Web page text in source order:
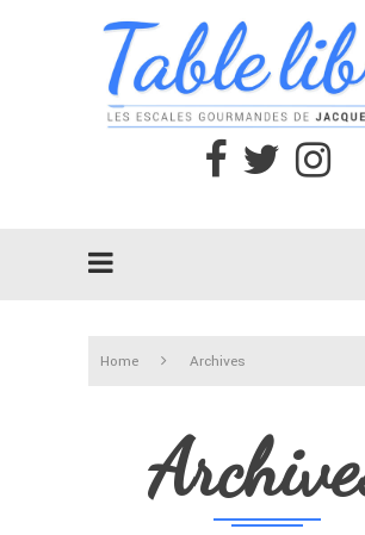
Home Archives